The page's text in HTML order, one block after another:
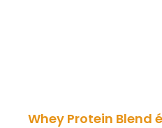
Whey Protein Blend